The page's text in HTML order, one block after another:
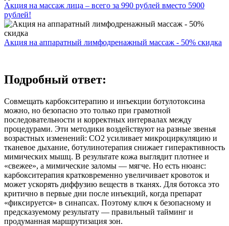
Акция на массаж лица – всего за 990 рублей вместо 5900
рублей!
Акция на аппаратный лимфодренажный массаж - 50% скидка
Подробный ответ:
Совмещать карбокситерапию и инъекции ботулотоксина
можно, но безопасно это только при грамотной
последовательности и корректных интервалах между
процедурами. Эти методики воздействуют на разные звенья
возрастных изменений: CO2 усиливает микроциркуляцию и
тканевое дыхание, ботулинотерапия снижает гиперактивность
мимических мышц. В результате кожа выглядит плотнее и
«свежее», а мимические заломы — мягче. Но есть нюанс:
карбокситерапия кратковременно увеличивает кровоток и
может ускорять диффузию веществ в тканях. Для ботокса это
критично в первые дни после инъекций, когда препарат
«фиксируется» в синапсах. Поэтому ключ к безопасному и
предсказуемому результату — правильный тайминг и
продуманная маршрутизация зон.